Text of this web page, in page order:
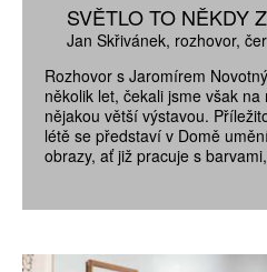
SVĚTLO TO NĚKDY
Jan Skřivánek rozhovor
Rozhovor s Jaromírem
několik let, čekali jsme však
nějakou větší výstavou.
létě se představí v Domě
obrazy, ať již pracuje s